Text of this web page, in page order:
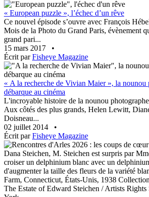
« European puzzle », l’échec d’un rêve
Ce nouvel épisode s’ouvre avec François
Mois de la Photo du Grand Paris, évènement
grand pari...
15 mars 2017
•
Écrit parFisheye Magazine
« A la recherche de Vivian Maier », la nounou
débarque au cinéma
L'incroyable histoire de la nounou
Aux côtés des plus grands, Helen Lewitt,
Doisneau...
02 juillet 2014
•
Écrit parFisheye Magazine
Dana Steichen, M. Steichen est surpris par
croiser un delphinium blanc avec un
d'augmenter la taille des fleurs de la variété
Farm, Connecticut, États-Unis, 1938
The Estate of Edward Steichen / Artists